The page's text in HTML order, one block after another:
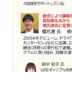
当事者支援部
子どもたちへ
自死遺族会